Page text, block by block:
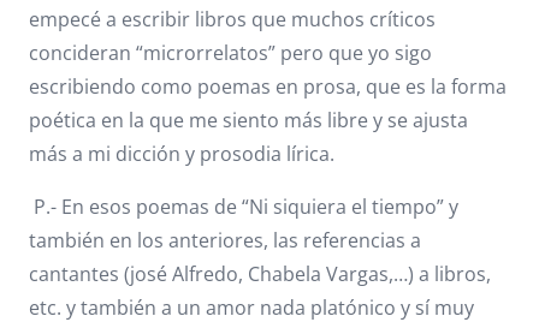
empecé a escribir libros que muchos críticos
concideran “microrrelatos” pero que yo sigo
escribiendo como poemas en prosa, que es la forma
poética en la que me siento más libre y se ajusta
más a mi dicción y prosodia lírica.
P.- En esos poemas de “Ni siquiera el tiempo” y
también en los anteriores, las referencias a
cantantes (josé Alfredo, Chabela Vargas,…) a libros,
etc. y también a un amor nada platónico y sí muy